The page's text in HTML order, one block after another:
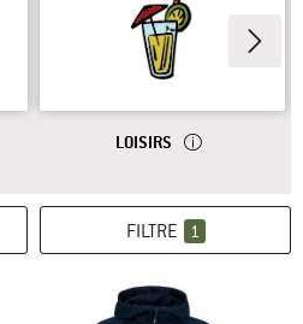
POUR LA RANDONNÉE ONT UNE
RÉPONSE
LOISIRS LES VESTES DE
FILTRE 1